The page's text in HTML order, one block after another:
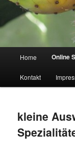
Home Online
Kontakt
kleine